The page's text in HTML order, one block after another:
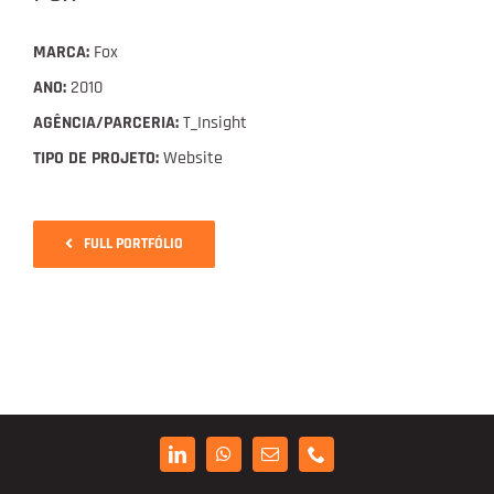
Contactos
MARCA:Fox
ANO:2010
AGÊNCIA/PARCERIA:T_Insight
TIPO DE PROJETO:Website
FULL PORTFÓLIO